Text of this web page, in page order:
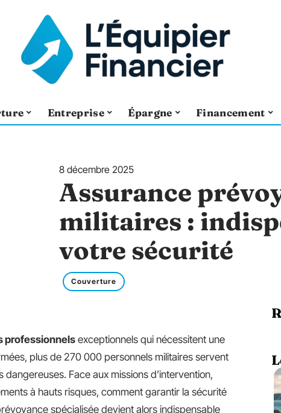
Entreprise Épargne Financement
8 décembre 2025
Assurance
militaires :
votre sécurité
Couverture
professionnelsexceptionnels qui nécessitent une
plus de 270 000 personnels militaires servent
Face aux missions d’intervention,
à hauts risques, comment garantir la sécurité
spécialisée devient alors indispensable